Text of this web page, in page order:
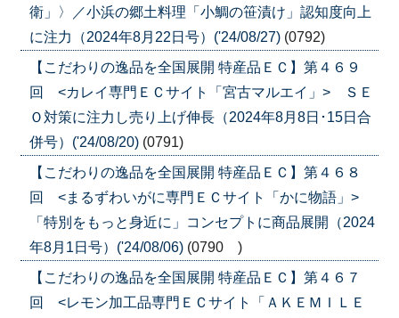
衛」〉／小浜の郷土料理「小鯛の笹漬け」認知度向上
に注力（2024年8月22日号）('24/08/27) (0792)
【こだわりの逸品を全国展開 特産品ＥＣ】第４６９
回 <カレイ専門ＥＣサイト「宮古マルエイ」> ＳＥ
Ｏ対策に注力し売り上げ伸長（2024年8月8日･15日合
併号）('24/08/20) (0791)
【こだわりの逸品を全国展開 特産品ＥＣ】第４６８
回 <まるずわいがに専門ＥＣサイト「かに物語」>
「特別をもっと身近に」コンセプトに商品展開（2024
年8月1日号）('24/08/06) (0790 )
【こだわりの逸品を全国展開 特産品ＥＣ】第４６７
回 <レモン加工品専門ＥＣサイト「ＡＫＥＭＩＬＥ